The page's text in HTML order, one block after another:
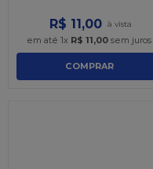
R$ 11,00
em até 1x R$ 11,00 sem juros
COMPRAR